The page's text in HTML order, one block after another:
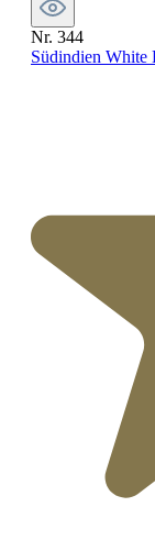
Nr. 344
Südindien White